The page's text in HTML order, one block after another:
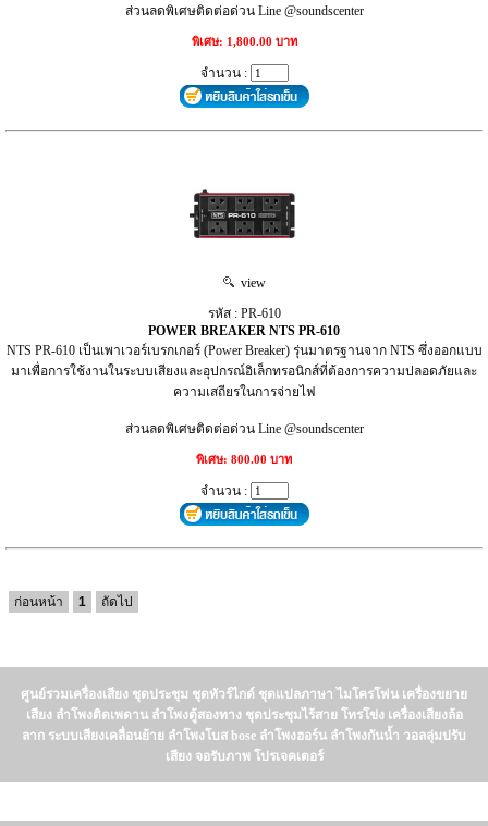
ส่วนลดพิเศษติดต่อด่วน Line @soundscenter
พิเศษ: 1,800.00 บาท
จำนวน :
view
รหัส : PR-610
POWER BREAKER NTS PR-610
NTS PR-610 เป็นเพาเวอร์เบรกเกอร์ (Power Breaker) รุ่นมาตรฐานจาก NTS ซึ่งออกแบบ
มาเพื่อการใช้งานในระบบเสียงและอุปกรณ์อิเล็กทรอนิกส์ที่ต้องการความปลอดภัยและ
ความเสถียรในการจ่ายไฟ
ส่วนลดพิเศษติดต่อด่วน Line @soundscenter
พิเศษ: 800.00 บาท
จำนวน :
ก่อนหน้า 1 ถัดไป
ศูนย์รวมเครื่องเสียง ชุดประชุม ชุดทัวร์ไกด์ ชุดแปลภาษา ไมโครโฟน เครื่องขยาย
เสียง ลำโพงติดเพดาน ลำโพงตู้สองทาง ชุดประชุมไร้สาย โทรโข่ง เครื่องเสียงล้อ
ลาก ระบบเสียงเคลื่อนย้าย ลำโพงโบส bose ลำโพงฮอร์น ลำโพงกันน้ำ วอลลุ่มปรับ
เสียง จอรับภาพ โปรเจคเตอร์